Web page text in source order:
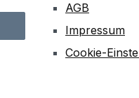
AGB
Impressum
Cookie-